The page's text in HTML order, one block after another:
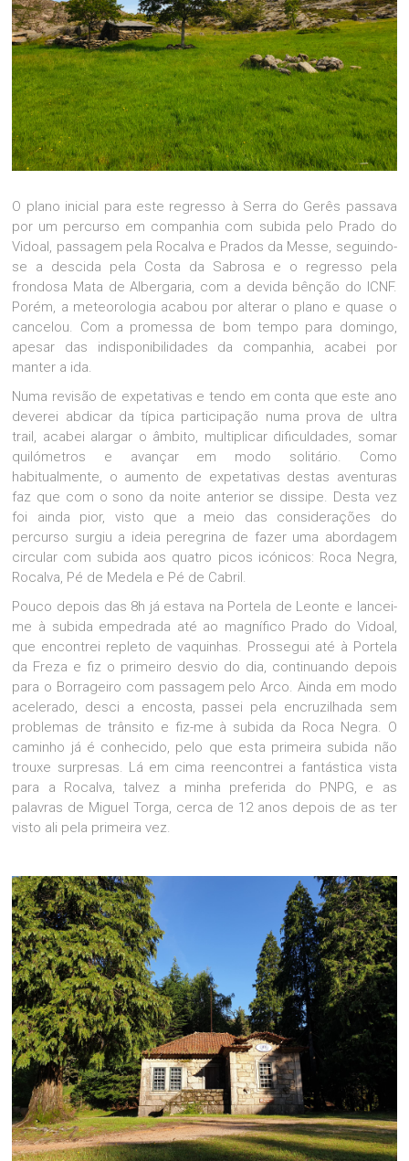
O plano inicial para este regresso à Serra do Gerês passava
por um percurso em companhia com subida pelo Prado do
Vidoal, passagem pela Rocalva e Prados da Messe, seguindo-
se a descida pela Costa da Sabrosa e o regresso pela
frondosa Mata de Albergaria, com a devida bênção do ICNF.
Porém, a meteorologia acabou por alterar o plano e quase o
cancelou. Com a promessa de bom tempo para domingo,
apesar das indisponibilidades da companhia, acabei por
manter a ida.
Numa revisão de expetativas e tendo em conta que este ano
deverei abdicar da típica participação numa prova de ultra
trail, acabei alargar o âmbito, multiplicar dificuldades, somar
quilómetros e avançar em modo solitário. Como
habitualmente, o aumento de expetativas destas aventuras
faz que com o sono da noite anterior se dissipe. Desta vez
foi ainda pior, visto que a meio das considerações do
percurso surgiu a ideia peregrina de fazer uma abordagem
circular com subida aos quatro picos icónicos: Roca Negra,
Rocalva, Pé de Medela e Pé de Cabril.
Pouco depois das 8h já estava na Portela de Leonte e lancei-
me à subida empedrada até ao magnífico Prado do Vidoal,
que encontrei repleto de vaquinhas. Prossegui até à Portela
da Freza e fiz o primeiro desvio do dia, continuando depois
para o Borrageiro com passagem pelo Arco. Ainda em modo
acelerado, desci a encosta, passei pela encruzilhada sem
problemas de trânsito e fiz-me à subida da Roca Negra. O
caminho já é conhecido, pelo que esta primeira subida não
trouxe surpresas. Lá em cima reencontrei a fantástica vista
para a Rocalva, talvez a minha preferida do PNPG, e as
palavras de Miguel Torga, cerca de 12 anos depois de as ter
visto ali pela primeira vez.